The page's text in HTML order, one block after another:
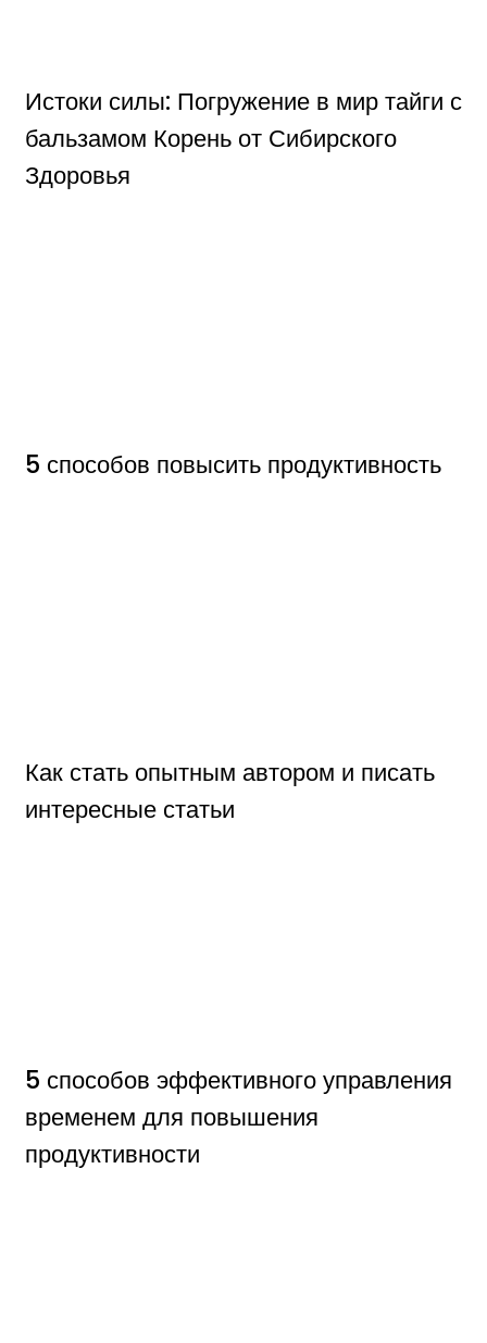
Истоки силы: Погружение в мир тайги с
бальзамом Корень от Сибирского
Здоровья
5 способов повысить продуктивность
Как стать опытным автором и писать
интересные статьи
5 способов эффективного управления
временем для повышения
продуктивности